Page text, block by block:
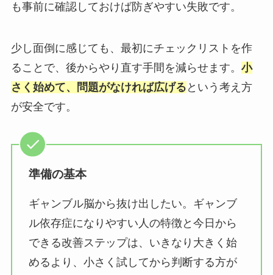
も事前に確認しておけば防ぎやすい失敗です。
少し面倒に感じても、最初にチェックリストを作
ることで、後からやり直す手間を減らせます。 小
さく始めて、問題がなければ広げる という考え方
が安全です。
準備の基本
ギャンブル脳から抜け出したい。ギャンブ
ル依存症になりやすい人の特徴と今日から
できる改善ステップは、いきなり大きく始
めるより、小さく試してから判断する方が